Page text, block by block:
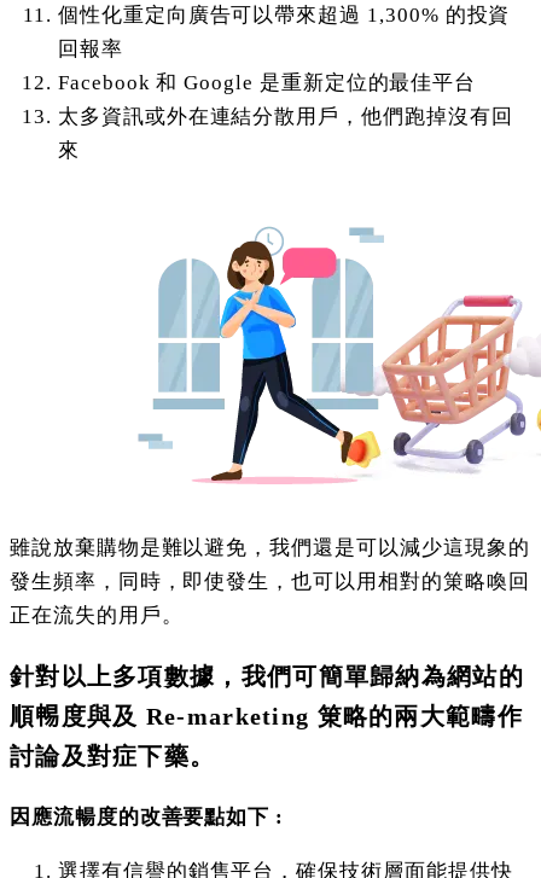
個性化重定向廣告可以帶來超過 1,300% 的投資
回報率
Facebook 和 Google 是重新定位的最佳平台
太多資訊或外在連結分散用戶，他們跑掉沒有回
來
雖說放棄購物是難以避免，我們還是可以減少這現象的
發生頻率，同時，即使發生，也可以用相對的䇿略喚回
正在流失的用戶。
針對以上多項數據，我們可簡單歸納為網站的
順𣈱度與及 Re-marketing 䇿略的兩大範疇作
討論及對症下藥。
因應流暢度的改善要點如下 :
選擇有信譽的銷售平台，確保技術層面能提供快